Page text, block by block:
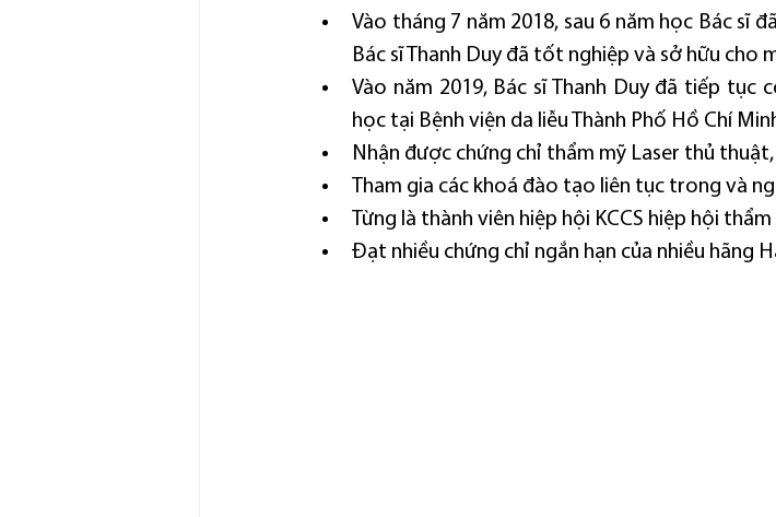
Vào tháng 7 năm 2018, sau 6 năm học Bác sĩ
Bác sĩ Thanh Duy đã tốt nghiệp và sở hữu cho
Vào năm 2019, Bác sĩ Thanh Duy đã tiếp tục
học tại Bệnh viện da liễu Thành Phố Hồ Chí
Nhận được chứng chỉ thẩm mỹ Laser thủ
Tham gia các khoá đào tạo liên tục trong và
Từng là thành viên hiệp hội KCCS hiệp hội
Đạt nhiều chứng chỉ ngắn hạn của nhiều hãng